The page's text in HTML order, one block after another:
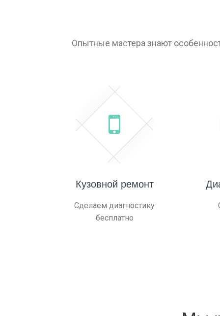
Опытные мастера знают
Кузовной ремонт
Сделаем диагностику
бесплатно